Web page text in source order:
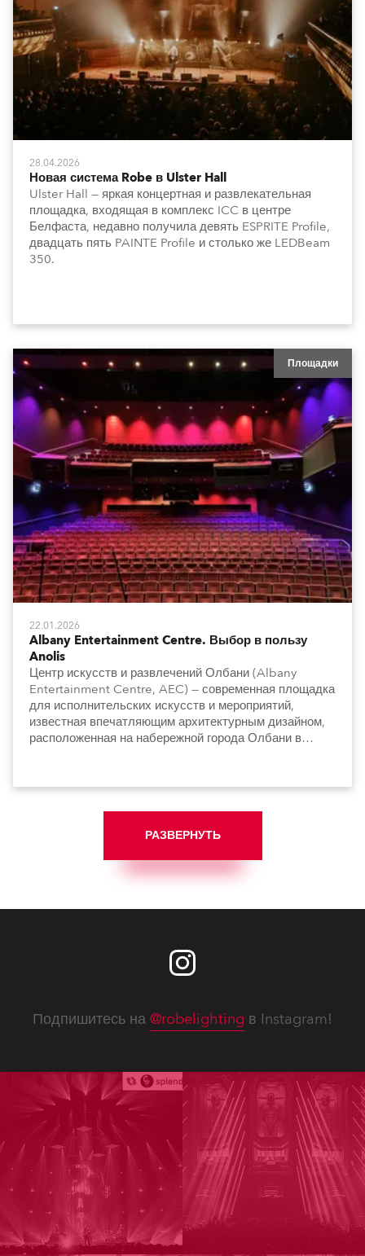
28.04.2026
Новая система Robe в Ulster Hall
Ulster Hall — яркая концертная и развлекательная
площадка, входящая в комплекс ICC в центре
Белфаста, недавно получила девять ESPRITE Profile,
двадцать пять PAINTE Profile и столько же LEDBeam
350.
Площадки
22.01.2026
Albany Entertainment Centre. Выбор в пользу
Anolis
Центр искусств и развлечений Олбани (Albany
Entertainment Centre, AEC) — современная площадка
для исполнительских искусств и мероприятий,
известная впечатляющим архитектурным дизайном,
расположенная на набережной города Олбани в
пространстве Princess Royal Theatre, перейдя с ламп
РАЗВЕРНУТЬ
Подпишитесь на @robelighting в Instagram!